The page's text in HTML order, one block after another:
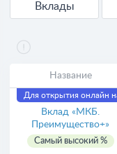
Вклады
Название
Для открытия онлайн
Вклад «МКБ.
Преимущество+»
Самый высокий %